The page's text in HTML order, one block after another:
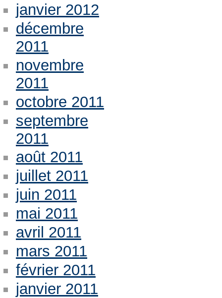
janvier 2012
décembre
2011
novembre
2011
octobre 2011
septembre
2011
août 2011
juillet 2011
juin 2011
mai 2011
avril 2011
mars 2011
février 2011
janvier 2011